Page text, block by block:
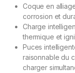
Coque en
corrosion et
Charge
thermique et
Puces
raisonnable du
charger